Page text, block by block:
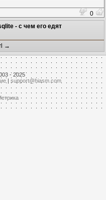
0
- с чем его едят
→
- 2025
| support@hiasm.com